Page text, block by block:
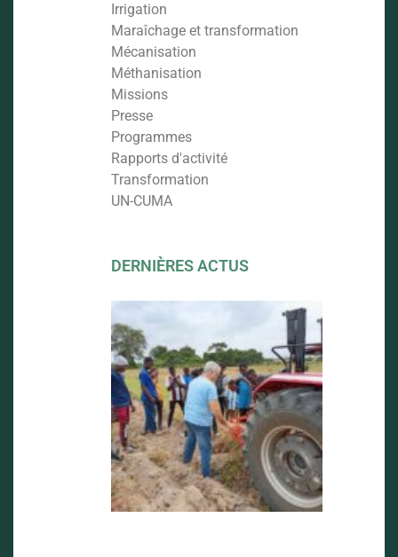
Irrigation
Maraîchage et transformation
Mécanisation
Méthanisation
Missions
Presse
Programmes
Rapports d'activité
Transformation
UN-CUMA
DERNIÈRES ACTUS